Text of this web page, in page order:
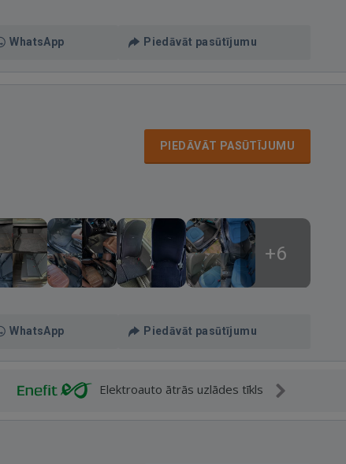
WhatsApp Piedāvāt pasūtījumu
PIEDĀVĀT PASŪTĪJUMU
+6
WhatsApp Piedāvāt pasūtījumu
Elektroauto ātrās uzlādes tīkls